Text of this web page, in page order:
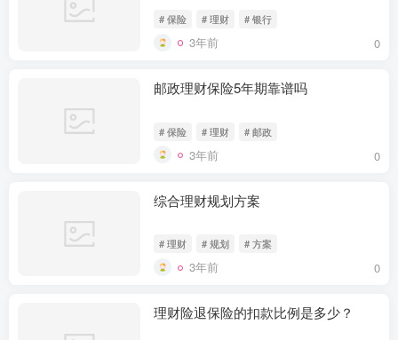
# 保险 # 理财 # 银行
3年前 0
邮政理财保险5年期靠谱吗
# 保险 # 理财 # 邮政
3年前 0
综合理财规划方案
# 理财 # 规划 # 方案
3年前 0
理财险退保险的扣款比例是多少？